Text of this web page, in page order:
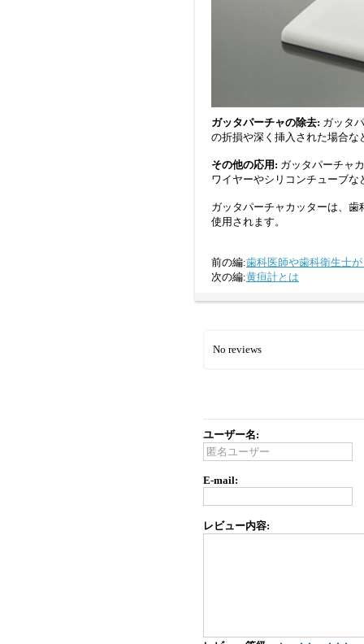
ガッタパーチャの除去: ガッタ
の折損や深く挿入された場合
その他の応用: ガッタパーチャ
ワイヤーやシリコンチューブ
ガッタパーチャカッターは、
使用されます。
前の編:歯科医師や歯科衛生士
次の編:黄疸計とは
No reviews
ユーザー名:
E-mail:
レビュー内容: